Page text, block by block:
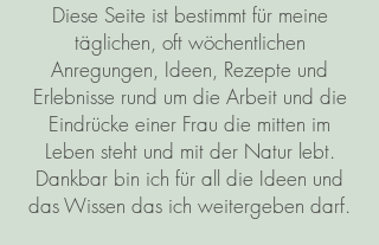
Diese Seite ist bestimmt für meine
täglichen, oft wöchentlichen
Anregungen, Ideen, Rezepte und
Erlebnisse rund um die Arbeit und die
Eindrücke einer Frau die mitten im
Leben steht und mit der Natur lebt.
Dankbar bin ich für all die Ideen und
das Wissen das ich weitergeben darf.